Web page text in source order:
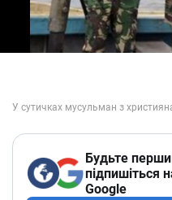
Будьте
підпишіться
Google